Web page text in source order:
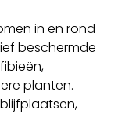
in en rond
beschermde
planten.